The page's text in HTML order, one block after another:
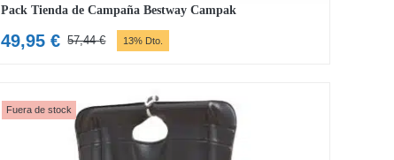
Pack Tienda de Campaña Bestway Campak
57,44€El
original
era:
57,44 €.
49,95€
El
actual
es:
49,95 €.
13% Dto.
Fuera de stock